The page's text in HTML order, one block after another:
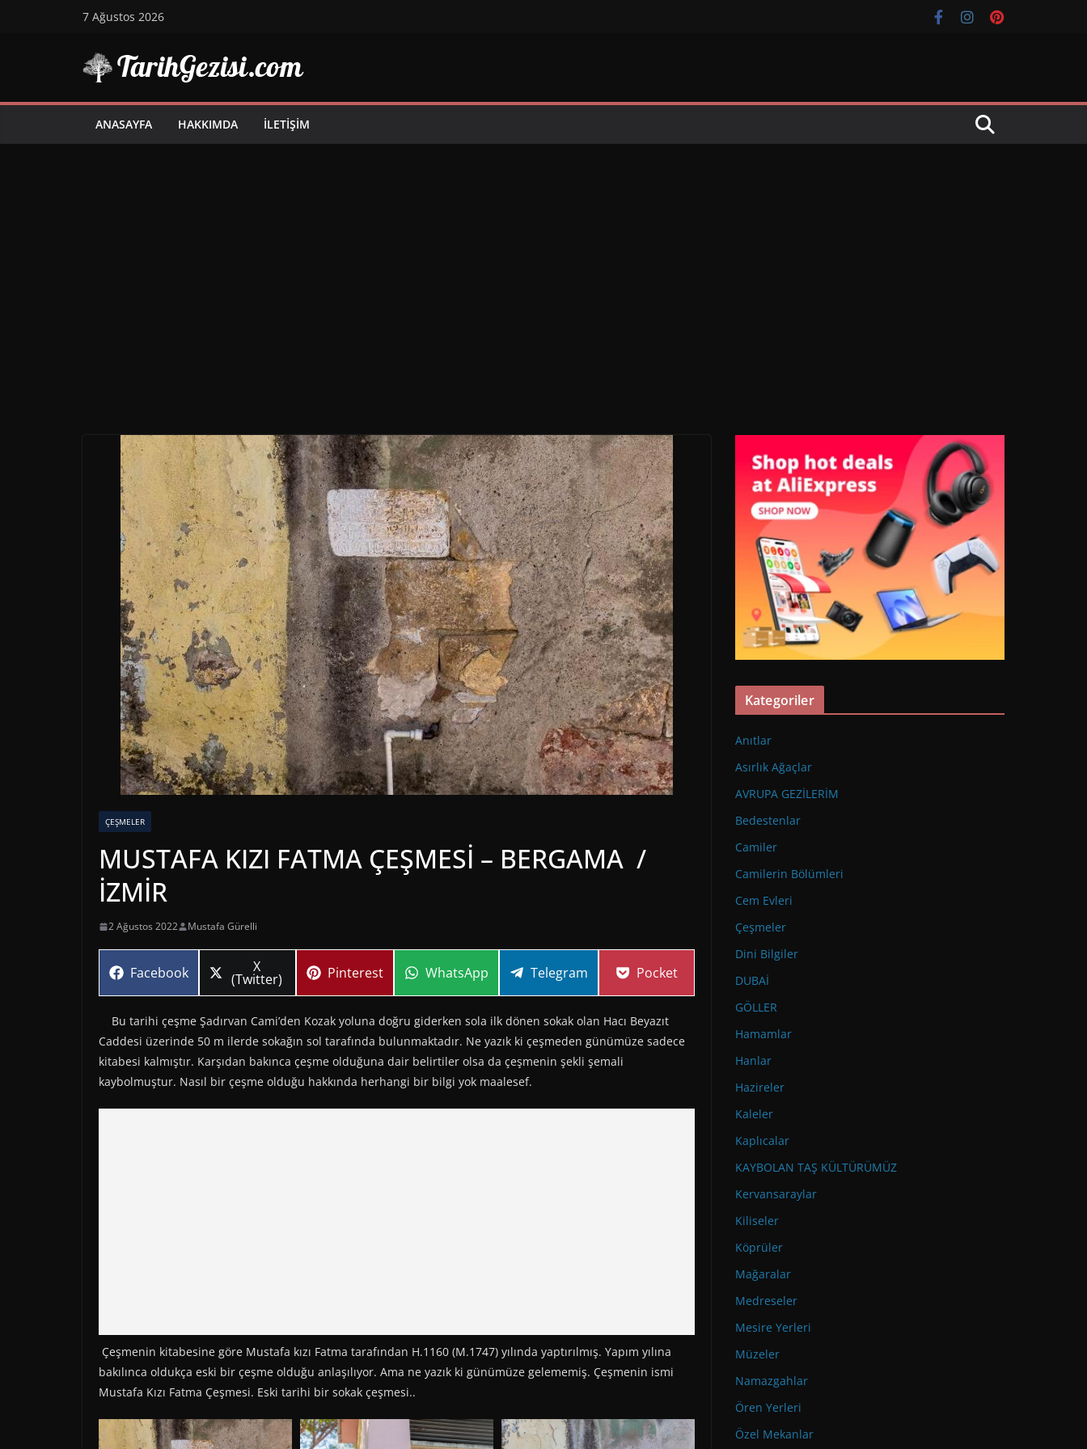
7 Ağustos 2026
ANASAYFA HAKKIMDA İLETIŞIM
ÇEŞMELER
MUSTAFA KIZI FATMA ÇEŞMESİ – BERGAMA /
İZMİR
2 Ağustos 2022 Mustafa Gürelli
Share
Facebook Share
on
X
(Twitter) Share
Pinterest Share
WhatsApp Share
Telegram Share
Pocket
Bu tarihi çeşme Şadırvan Cami’den Kozak yoluna doğru giderken sola ilk dönen sokak olan Hacı Beyazıt
Caddesi üzerinde 50 m ilerde sokağın sol tarafında bulunmaktadır. Ne yazık ki çeşmeden günümüze sadece
kitabesi kalmıştır. Karşıdan bakınca çeşme olduğuna dair belirtiler olsa da çeşmenin şekli şemali
kaybolmuştur. Nasıl bir çeşme olduğu hakkında herhangi bir bilgi yok maalesef.
Çeşmenin kitabesine göre Mustafa kızı Fatma tarafından H.1160 (M.1747) yılında yaptırılmış. Yapım yılına
bakılınca oldukça eski bir çeşme olduğu anlaşılıyor. Ama ne yazık ki günümüze gelememiş. Çeşmenin ismi
Mustafa Kızı Fatma Çeşmesi. Eski tarihi bir sokak çeşmesi..
Kategoriler
Anıtlar
Asırlık Ağaçlar
AVRUPA GEZİLERİM
Bedestenlar
Camiler
Camilerin Bölümleri
Cem Evleri
Çeşmeler
Dini Bilgiler
DUBAİ
GÖLLER
Hamamlar
Hanlar
Hazireler
Kaleler
Kaplıcalar
KAYBOLAN TAŞ KÜLTÜRÜMÜZ
Kervansaraylar
Kiliseler
Köprüler
Mağaralar
Medreseler
Mesire Yerleri
Müzeler
Namazgahlar
Ören Yerleri
Özel Mekanlar